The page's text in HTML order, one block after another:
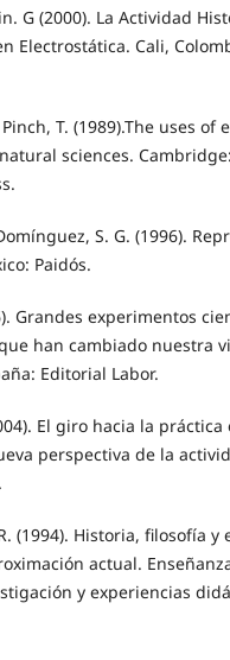
G (2000). La Actividad
Electrostática. Cali,
T. (1989).The uses of
sciences.
S. G. (1996).
Paidós.
Grandes experimentos
han cambiado nuestra
Editorial Labor.
El giro hacia la
perspectiva de la
(1994). Historia, filosofía y
actual.
y experiencias